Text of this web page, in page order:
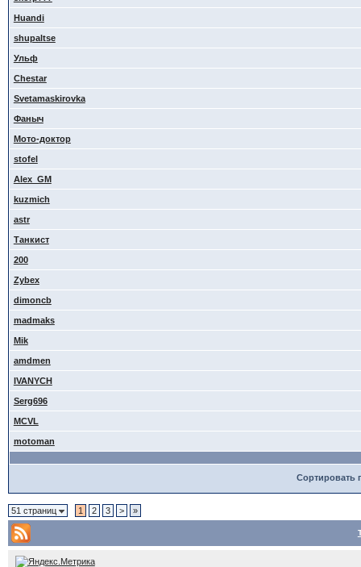
Huandi
shupaltse
Ульф
Сhestar
Svetamaskirovka
Фаныч
Мото-доктор
stofel
Alex_GM
kuzmich
astr
Танкист
200
Zybex
dimoncb
madmaks
Mik
amdmen
IVANYCH
Serg696
MCVL
motoman
Сортировать
51 страниц 1 2 3 > »